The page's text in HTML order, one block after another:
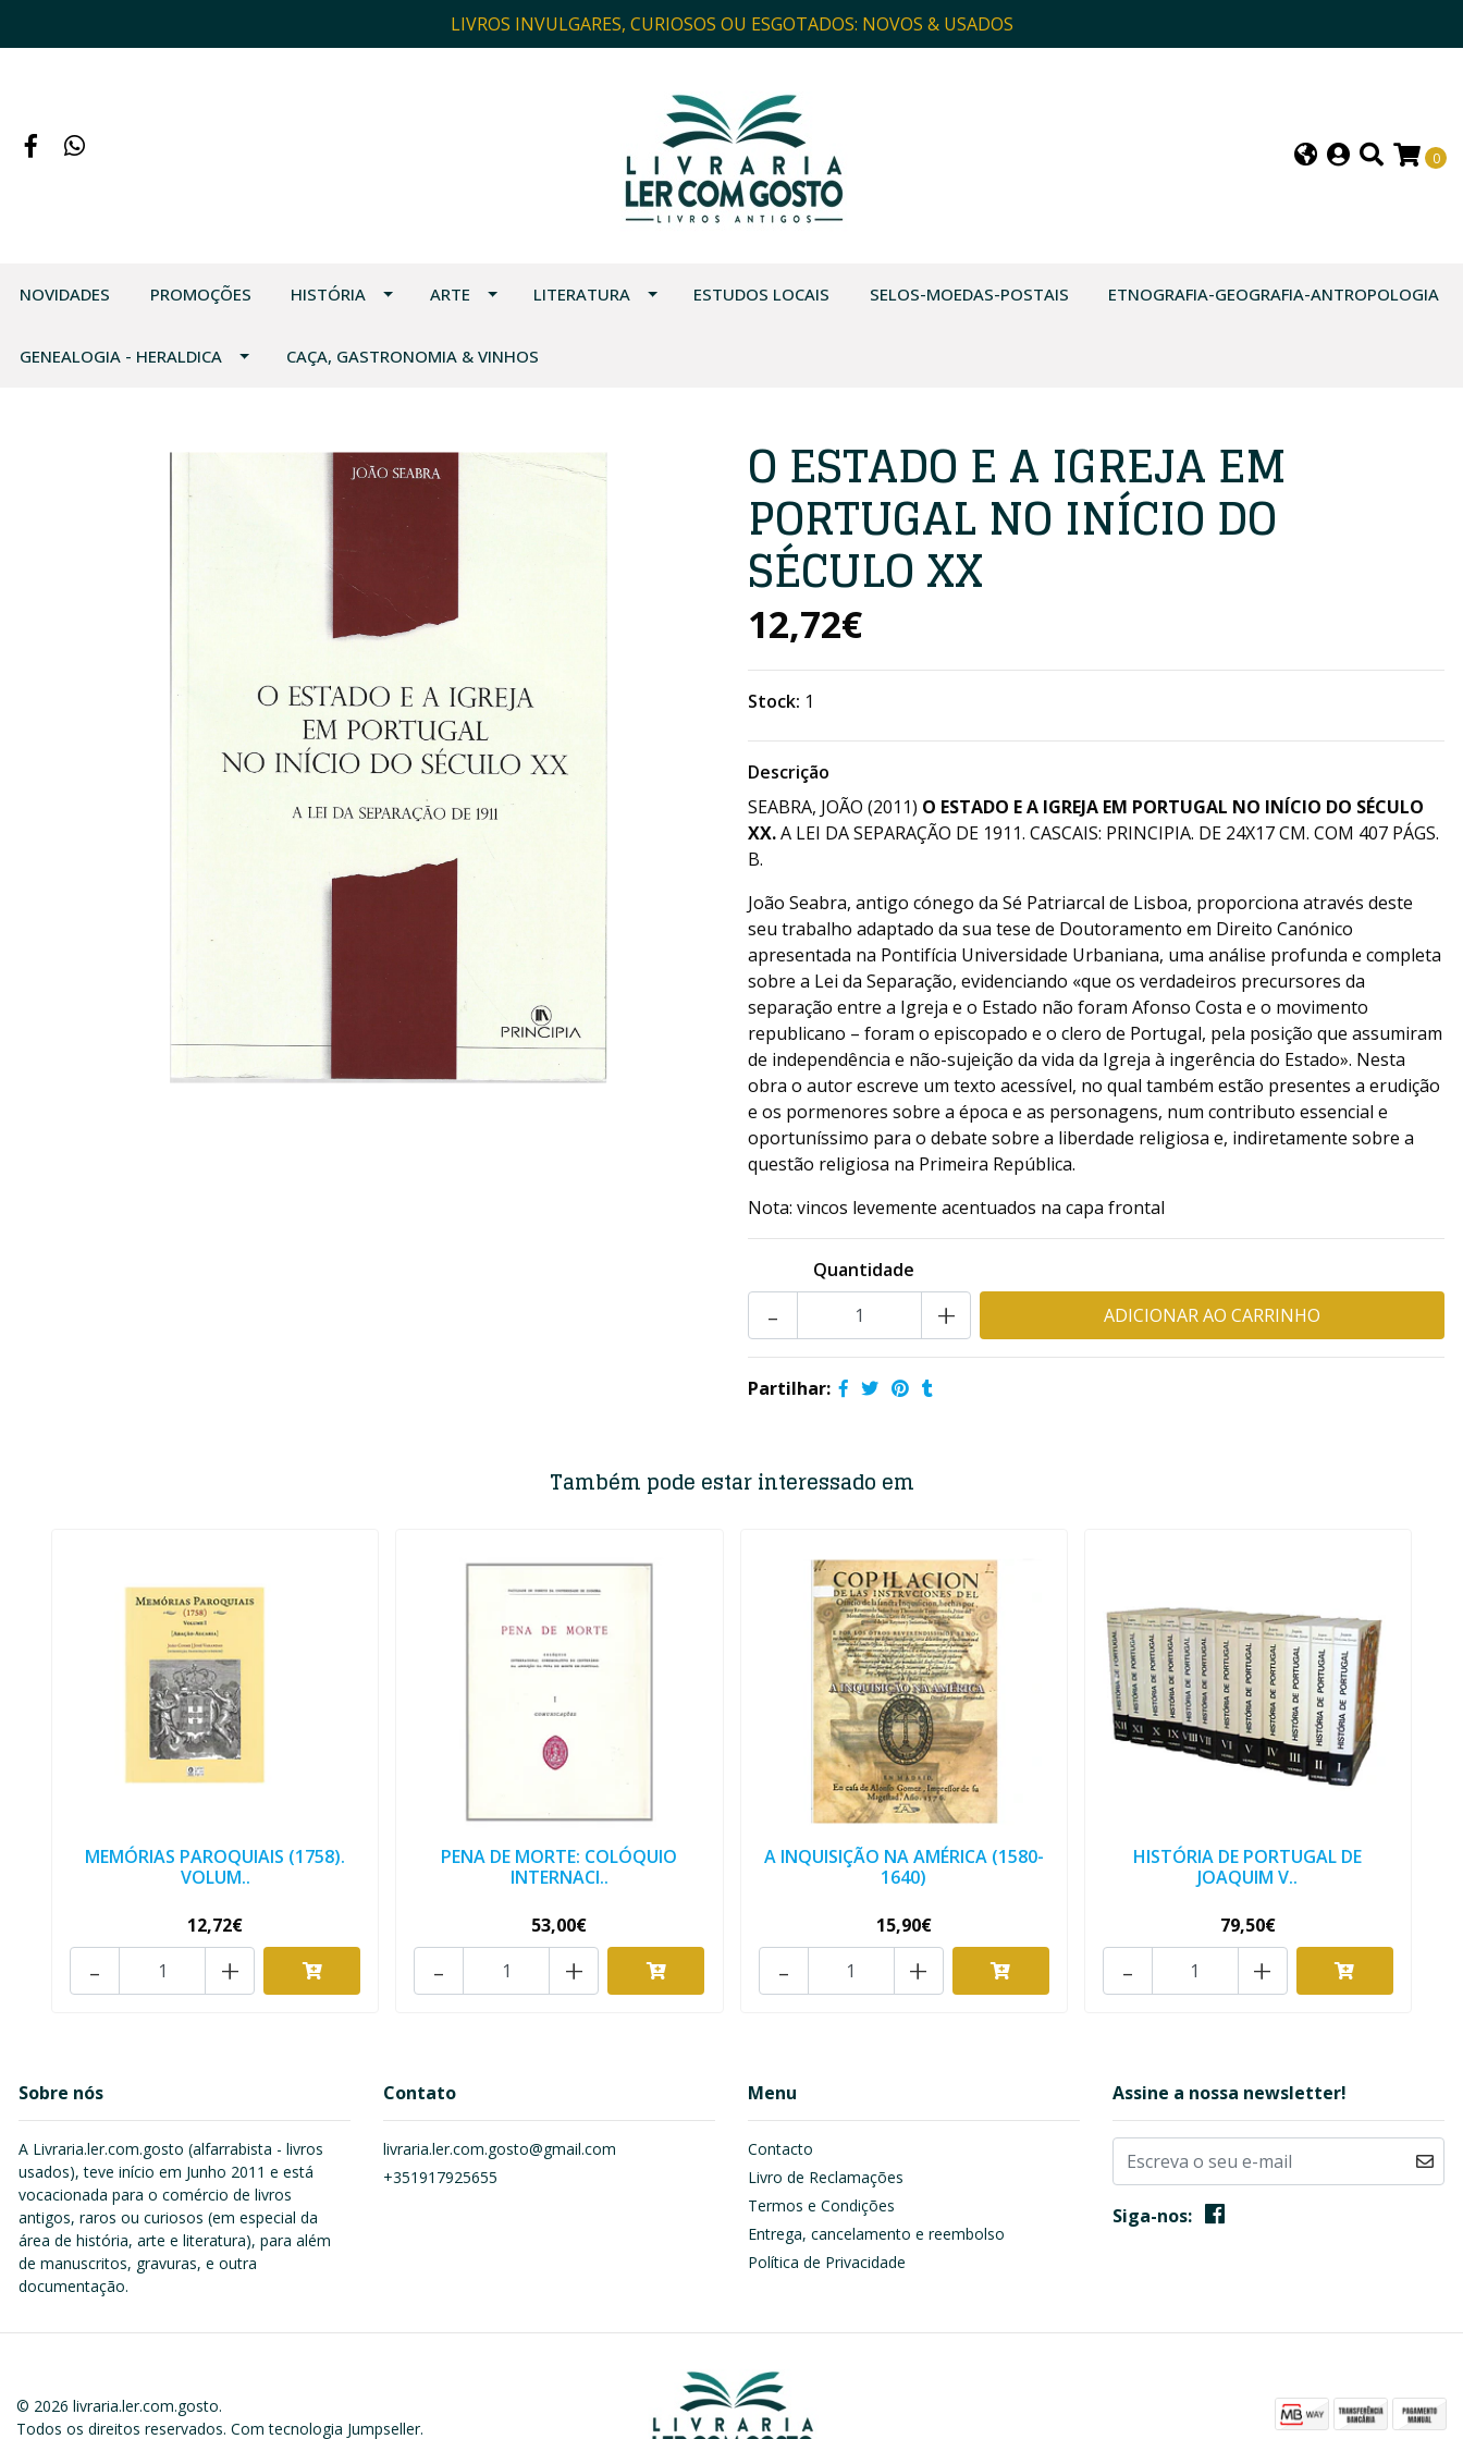
LIVROS INVULGARES, CURIOSOS OU ESGOTADOS: NOVOS & USADOS
0
NOVIDADES PROMOÇÕES HISTÓRIA ARTE LITERATURA ESTUDOS LOCAIS SELOS-MOEDAS-POSTAIS ETNOGRAFIA-GEOGRAFIA-ANTROPOLOGIA
GENEALOGIA - HERALDICA CAÇA, GASTRONOMIA & VINHOS
O ESTADO E A IGREJA EM
PORTUGAL NO INÍCIO DO
SÉCULO XX
12,72€
Stock: 1
Descrição
SEABRA, JOÃO (2011) O ESTADO E A IGREJA EM PORTUGAL NO INÍCIO DO SÉCULO
XX.A LEI DA SEPARAÇÃO DE 1911. CASCAIS: PRINCIPIA. DE 24X17 CM. COM 407 PÁGS.
B.
João Seabra, antigo cónego da Sé Patriarcal de Lisboa, proporciona através deste
seu trabalho adaptado da sua tese de Doutoramento em Direito Canónico
apresentada na Pontifícia Universidade Urbaniana, uma análise profunda e completa
sobre a Lei da Separação, evidenciando «que os verdadeiros precursores da
separação entre a Igreja e o Estado não foram Afonso Costa e o movimento
republicano – foram o episcopado e o clero de Portugal, pela posição que assumiram
de independência e não-sujeição da vida da Igreja à ingerência do Estado». Nesta
obra o autor escreve um texto acessível, no qual também estão presentes a erudição
e os pormenores sobre a época e as personagens, num contributo essencial e
oportuníssimo para o debate sobre a liberdade religiosa e, indiretamente sobre a
questão religiosa na Primeira República.
Nota: vincos levemente acentuados na capa frontal
Quantidade
+
-
Partilhar:
Também pode estar interessado em
MEMÓRIAS PAROQUIAIS (1758).
VOLUM..
12,72€
+
-
PENA DE MORTE: COLÓQUIO
INTERNACI..
53,00€
+
-
A INQUISIÇÃO NA AMÉRICA (1580-
1640)
15,90€
+
-
HISTÓRIA DE PORTUGAL DE
JOAQUIM V..
79,50€
+
-
Sobre nós
A Livraria.ler.com.gosto (alfarrabista - livros
usados), teve início em Junho 2011 e está
vocacionada para o comércio de livros
antigos, raros ou curiosos (em especial da
área de história, arte e literatura), para além
de manuscritos, gravuras, e outra
documentação.
Contato
livraria.ler.com.gosto@gmail.com
+351917925655
Menu
Contacto
Livro de Reclamações
Termos e Condições
Entrega, cancelamento e reembolso
Política de Privacidade
Assine a nossa newsletter!
Siga-nos:
© 2026 livraria.ler.com.gosto.
Todos os direitos reservados. Com tecnologia Jumpseller.